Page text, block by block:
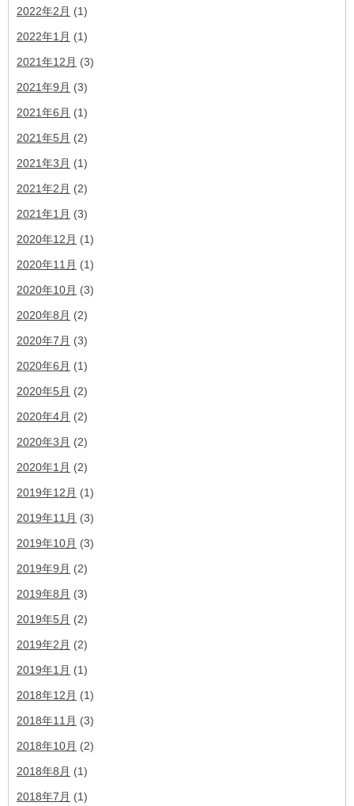
2022年2月 (1)
2022年1月 (1)
2021年12月 (3)
2021年9月 (3)
2021年6月 (1)
2021年5月 (2)
2021年3月 (1)
2021年2月 (2)
2021年1月 (3)
2020年12月 (1)
2020年11月 (1)
2020年10月 (3)
2020年8月 (2)
2020年7月 (3)
2020年6月 (1)
2020年5月 (2)
2020年4月 (2)
2020年3月 (2)
2020年1月 (2)
2019年12月 (1)
2019年11月 (3)
2019年10月 (3)
2019年9月 (2)
2019年8月 (3)
2019年5月 (2)
2019年2月 (2)
2019年1月 (1)
2018年12月 (1)
2018年11月 (3)
2018年10月 (2)
2018年8月 (1)
2018年7月 (1)